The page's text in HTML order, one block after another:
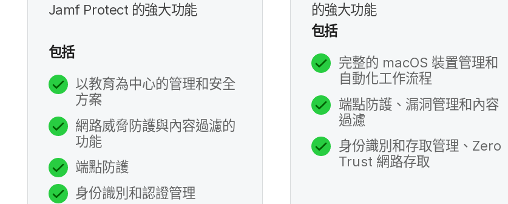
Jamf Protect 的​強大​功​能
包括
以​教育為​中心​的​管理​和​安全​
方案
網路​威脅​防護​與​內容​過濾​的​
功能
端點防護
身份​識別​和​認證​管理
的​強大​功​能
包括
完整​的 macOS 裝置​管理​和​
自動化​工作​流程
端點​防護、​漏洞​管理​和​內容​
過​濾
身份​識別​和​存取​管理、 Zero
Trust 網路​存取